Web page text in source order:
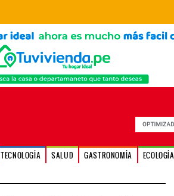
TECNOLOGÍA SALUD GASTRONOMÍA ECOLOGÍA